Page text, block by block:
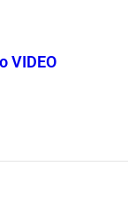
VIDEO